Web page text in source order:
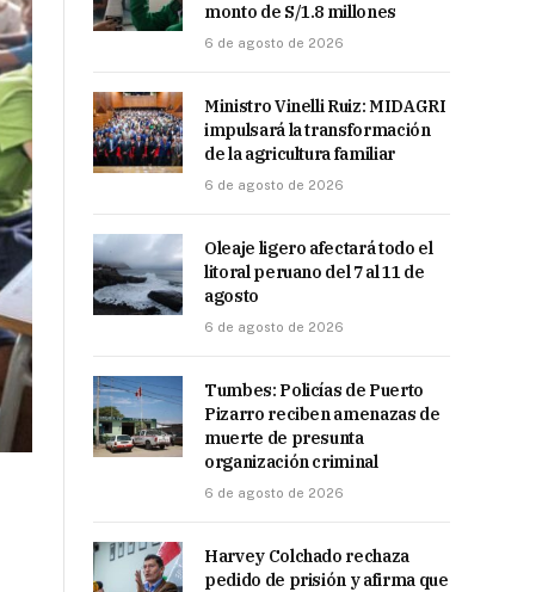
monto de S/1.8 millones
6 de agosto de 2026
Ministro Vinelli Ruiz: MIDAGRI
impulsará la transformación
de la agricultura familiar
6 de agosto de 2026
Oleaje ligero afectará todo el
litoral peruano del 7 al 11 de
agosto
6 de agosto de 2026
Tumbes: Policías de Puerto
Pizarro reciben amenazas de
muerte de presunta
organización criminal
6 de agosto de 2026
Harvey Colchado rechaza
pedido de prisión y afirma que